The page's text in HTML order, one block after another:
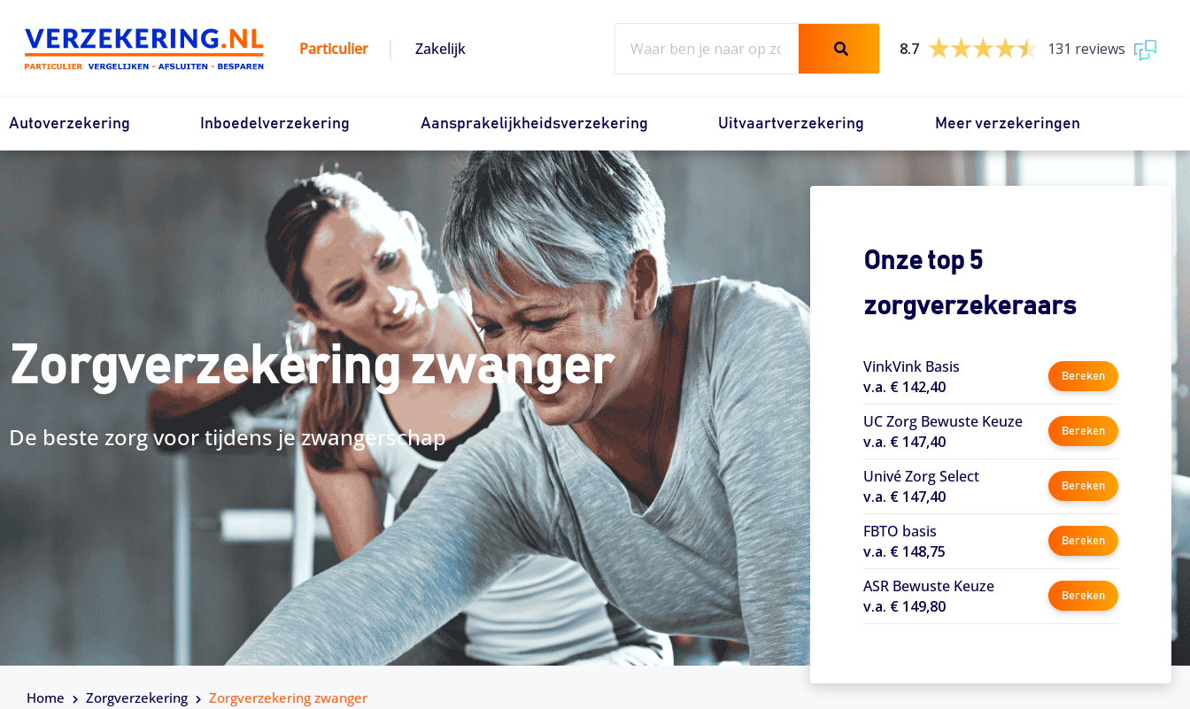
naar
inhoud
Particulier | Zakelijk
8.7
131 reviews
Autoverzekering Inboedelverzekering Aansprakelijkheidsverzekering Uitvaartverzekering Meer verzekeringen
Zorgverzekering zwanger
De beste zorg voor tijdens je zwangerschap
Onze top 5
zorgverzekeraars
VinkVink Basis
v.a. € 142,40
Bereken
UC Zorg Bewuste Keuze
v.a. € 147,40
Bereken
Univé Zorg Select
v.a. € 147,40
Bereken
FBTO basis
v.a. € 148,75
Bereken
ASR Bewuste Keuze
v.a. € 149,80
Bereken
Home Zorgverzekering Zorgverzekering zwanger